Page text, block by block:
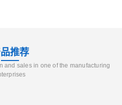
推荐
and sales in one of the manufacturing